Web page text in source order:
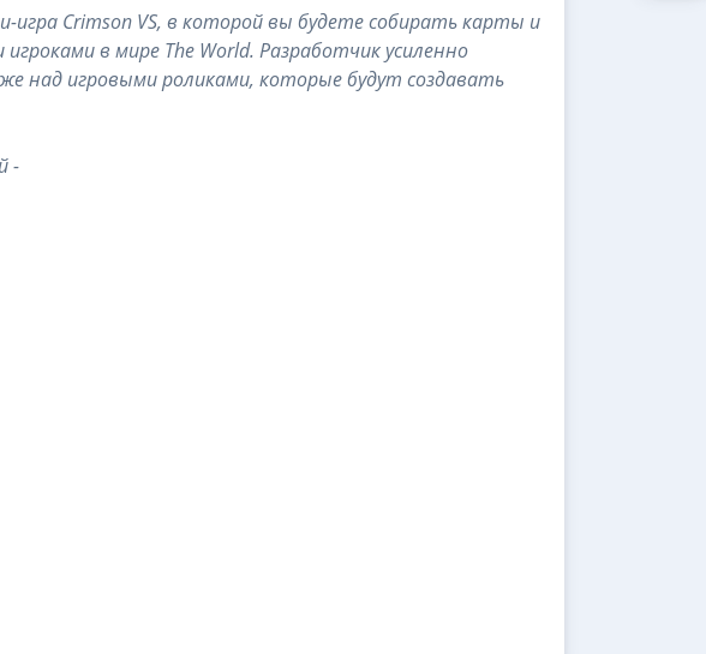
игра Crimson VS, в которой вы будете собирать карты и
в мире The World. Разработчик усиленно
над игровыми роликами, которые будут создавать
-